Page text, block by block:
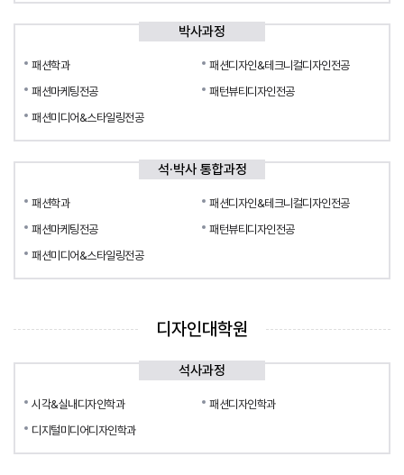
박사과정
패션학과
패션디자인&테크니컬디자인전공
패션마케팅전공
패턴뷰티디자인전공
패션미디어&스타일링전공
석·박사 통합과정
패션학과
패션디자인&테크니컬디자인전공
패션마케팅전공
패턴뷰티디자인전공
패션미디어&스타일링전공
디자인대학원
석사과정
시각&실내디자인학과
패션디자인학과
디지털미디어디자인학과